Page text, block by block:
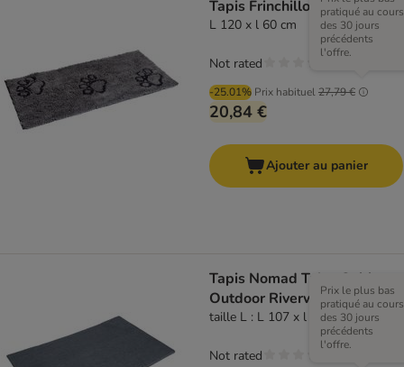
Tapis Frinchillo, gris
L 120 x l 60 cm
-25.01% Prix habituel27,79 €
pratiqué au cours
des 30 jours
précédents
l'offre.
20,84 €
Not rated
Ajouter au panier
Tapis Nomad Tales Spirit
Outdoor Riverway
taille L : L 107 x l 71 cm
Prix le plus bas
pratiqué au cours
des 30 jours
précédents
l'offre.
Not rated